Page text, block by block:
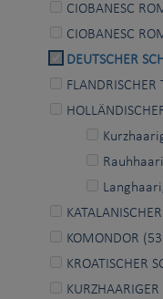
CIOBANESC
CIOBANESC
DEUTSCHER
KOMONDOR
KROATISCHER